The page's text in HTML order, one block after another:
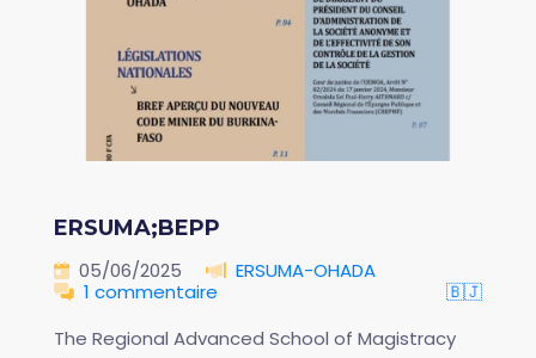
ERSUMA;BEPP
05/06/2025
ERSUMA-OHADA
1 commentaire
🇧🇯
The Regional Advanced School of Magistracy